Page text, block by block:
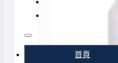
首頁